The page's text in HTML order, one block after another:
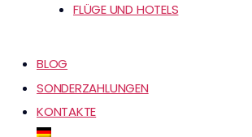
FLÜGE UND HOTELS
BLOG
SONDERZAHLUNGEN
KONTAKTE